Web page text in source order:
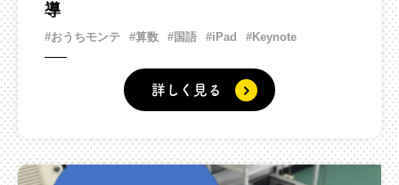
導
#おうちモンテ #算数 #国語 #iPad #Keynote
詳しく見る